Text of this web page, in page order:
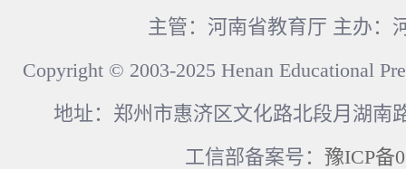
主管：河南省教育厅 主办：
Copyright © 2003-2025 Henan Educational
地址：郑州市惠济区文化路北段月湖南
工信部备案号： 豫ICP备